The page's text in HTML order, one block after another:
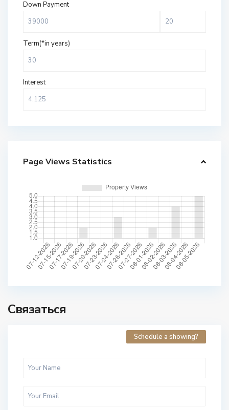
Down Payment
Term(*in years)
Interest
Page Views Statistics
Связаться
Schedule a showing?